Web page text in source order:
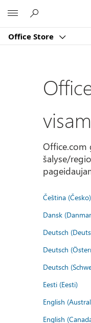
Office Store
Office.com
šalyse/
Čeština (Česko)
Dansk
Deutsch
Deutsch
Deutsch
Eesti (Eesti)
English
English